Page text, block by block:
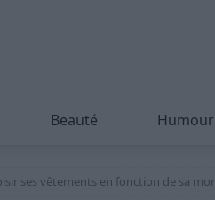
Beauté Humour
ses vêtements en fonction de sa